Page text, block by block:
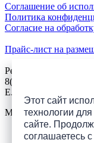
Этот сайт
технологии
сайте.
соглашаетесь с
Соглашение об
Политика
Согласие на
Прайс-лист на
Реклама на сайте
8(921)508-52-62,
E.Sezeikina@mhpsk.ru
Меню